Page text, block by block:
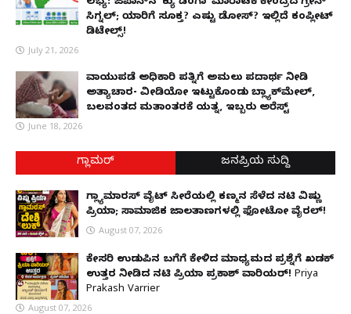
ಸಿಗ್ನಲ್; ಯಾರಿಗೆ ಸೂಕ್ತ? ಎಷ್ಟು ಡೋಸ್? ಇಲ್ಲಿದೆ ಕಂಪ್ಲೀಟ್
ಡಿಟೇಲ್ಸ್!
July 21, 2026
ವಾಯುಪಡೆ ಅಧಿಕಾರಿ ಪತ್ನಿಗೆ ಅಮಲು ಪದಾರ್ಥ ನೀಡಿ
ಅತ್ಯಾಚಾರ- ವೀಡಿಯೋ ಇಟ್ಟುಕೊಂಡು ಬ್ಲ್ಯಾಕ್‌ಮೇಲ್,
ಬಲವಂತದ ಮತಾಂತರಕ್ಕೆ ಯತ್ನ, ಇಬ್ಬರು ಅರೆಸ್ಟ್
June 18, 2026
ಗ್ಲಾಮರ್ ಜನಪ್ರಿಯ ಸುದ್ದಿ
ಗ್ಲ್ಯಾಮಾರಸ್ ವೈಟ್‌ ಸೀರೆಯಲ್ಲಿ ಕಣ್ಮನ ಸೆಳೆದ ನಟಿ ವಿಷ್ಣು
ಪ್ರಿಯಾ; ಸಾಮಾಜಿಕ ಜಾಲತಾಣಗಳಲ್ಲಿ ಫೋಟೋ ವೈರಲ್!
August 07, 2026
ಕೇಸರಿ ಉಡುಪಿನ ಬಗೆಗೆ ಕೇಳಿದ ಮಾಧ್ಯಮದ ಪ್ರಶ್ನೆಗೆ ಖಡಕ್
ಉತ್ತರ ನೀಡಿದ ನಟಿ ಪ್ರಿಯಾ ಪ್ರಕಾಶ್ ವಾರಿಯರ್! Priya
Prakash Varrier
August 07, 2026